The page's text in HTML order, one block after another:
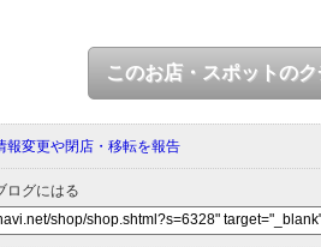
このお店・スポットのク
報変更や閉店・移転を報告
ログにはる